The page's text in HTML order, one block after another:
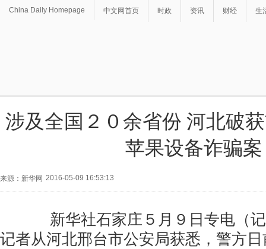
China Daily Homepage 中文网首页 时政 资讯 财经 生
涉及全国２０余省份 河北破
苹果设备诈骗案
来源：新华网 2016-05-09 16:53:13
新华社石家庄５月９日专电（记
记者从河北邢台市公安局获悉，警方